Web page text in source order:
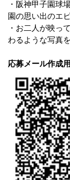
・阪神甲子園球
園の思い出のエ
・お二人が映っ
わるような写真
応募メール作成